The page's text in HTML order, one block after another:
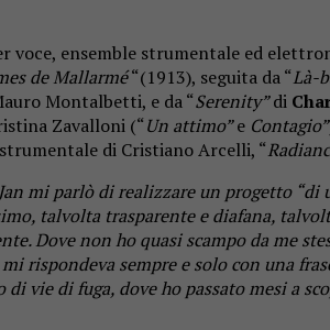
voce, ensemble strumentale ed
de Mallarmé“(1913), seguita da “Là-
Montalbetti, e da “Serenity”di
Zavalloni (“Un attimo”e Contagio”
di Cristiano Arcelli, “
Jan mi parlò di realizzare un progetto
talvolta trasparente e diafana,
Dove non ho quasi scampo da me
sempre e solo con una
vie di fuga, dove ho passato mesi a